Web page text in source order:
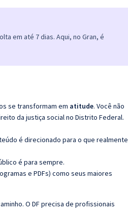
em até 7 dias. Aqui, no Gran, é
se transformam em atitude. Você não
da justiça social no Distrito Federal.
é direcionado para o que realmente
é para sempre.
e PDFs) como seus maiores
O DF precisa de profissionais